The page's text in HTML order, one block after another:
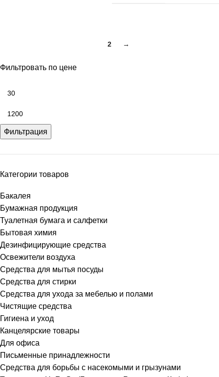
Фильтровать по цене
Фильтрация
Категории товаров
Бакалея
Бумажная продукция
Туалетная бумага и салфетки
Бытовая химия
Дезинфицирующие средства
Освежители воздуха
Средства для мытья посуды
Средства для стирки
Средства для ухода за мебелью и полами
Чистящие средства
Гигиена и уход
Канцелярские товары
Для офиса
Письменные принадлежности
Средства для борьбы с насекомыми и грызунами
2 →